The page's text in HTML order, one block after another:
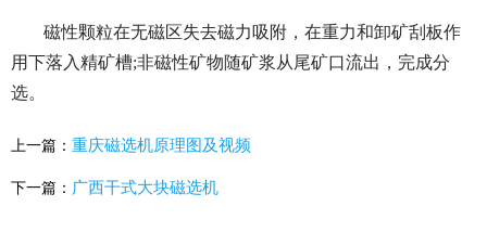
磁性颗粒在无磁区失去磁力吸附，在重力和卸矿刮板作
用下落入精矿槽;非磁性矿物随矿浆从尾矿口流出，完成分
选。
上一篇： 重庆磁选机原理图及视频
下一篇： 广西干式大块磁选机